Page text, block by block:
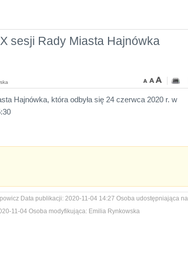
sesji Rady Miasta Hajnówka
Hajnówka, która odbyła się 24 czerwca 2020 r. w
Data publikacji: 2020-11-04 14:27 Osoba udostępniająca na
11-04 Osoba modyfikująca: Emilia Rynkowska